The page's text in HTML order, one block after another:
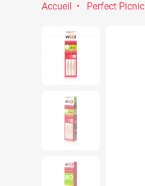
Accueil Perfect Picnic